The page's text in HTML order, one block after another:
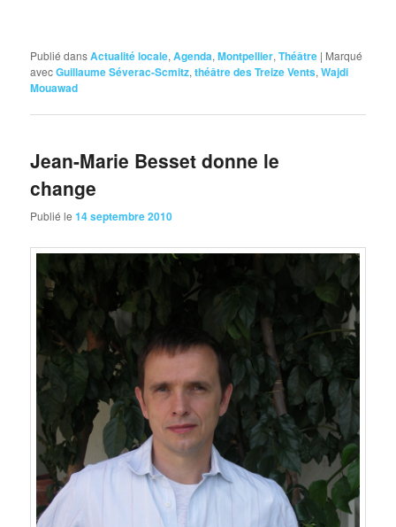
Publié dansActualité locale,Agenda,Montpellier,Théâtre | Marqué
avecGuillaume Séverac-Scmitz,théâtre des Treize Vents,Wajdi
Mouawad
Jean-Marie Besset donne le
change
Publié le14 septembre 2010